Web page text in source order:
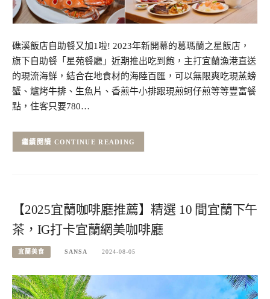
礁溪飯店自助餐又加1啦! 2023年新開幕的葛瑪蘭之星飯店，
旗下自助餐「星苑餐廳」近期推出吃到飽，主打宜蘭漁港直送
的現流海鮮，結合在地食材的海陸百匯，可以無限爽吃現蒸螃
蟹、爐烤牛排、生魚片、香煎牛小排跟現煎蚵仔煎等等豐富餐
點，住客只要780…
CONTINUE READING
【2025宜蘭咖啡廳推薦】精選 10 間宜蘭下午
茶，IG打卡宜蘭網美咖啡廳
宜蘭美食 SANSA 2024-08-05